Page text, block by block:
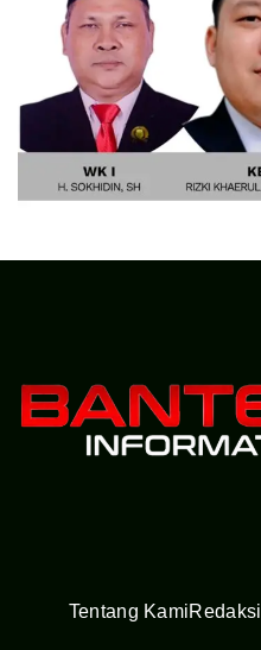
Tentang KamiRedaksi